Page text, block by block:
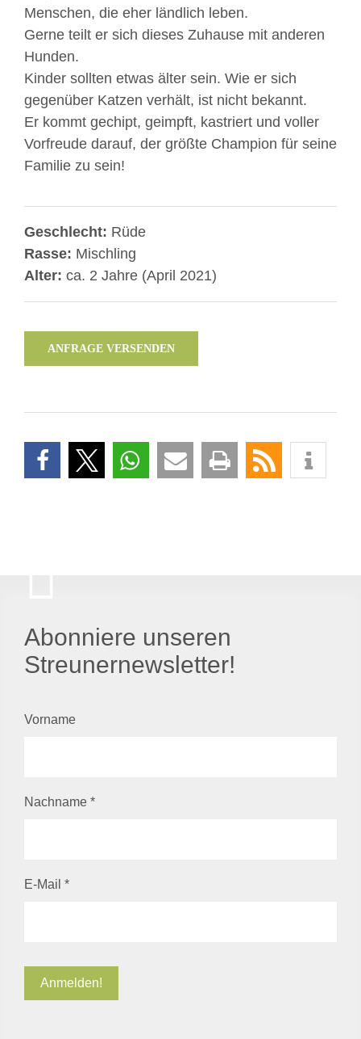
Menschen, die eher ländlich leben.
Gerne teilt er sich dieses Zuhause mit anderen
Hunden.
Kinder sollten etwas älter sein. Wie er sich
gegenüber Katzen verhält, ist nicht bekannt.
Er kommt gechipt, geimpft, kastriert und voller
Vorfreude darauf, der größte Champion für seine
Familie zu sein!
Geschlecht: Rüde
Rasse: Mischling
Alter: ca. 2 Jahre (April 2021)
ANFRAGE VERSENDEN
Abonniere unseren
Streunernewsletter!
Vorname
Nachname *
E-Mail *